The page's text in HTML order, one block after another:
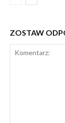
ZOSTAW